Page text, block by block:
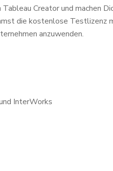
Creator und machen
die kostenlose Testlizenz
anzuwenden.
InterWorks